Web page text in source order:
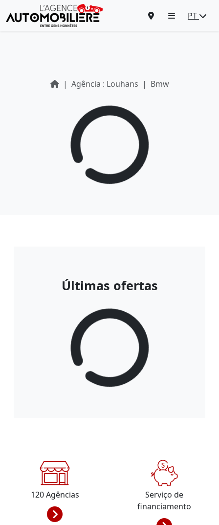
PT
Agência : Louhans Bmw
Últimas ofertas
120Agências
Serviço de
financiamento